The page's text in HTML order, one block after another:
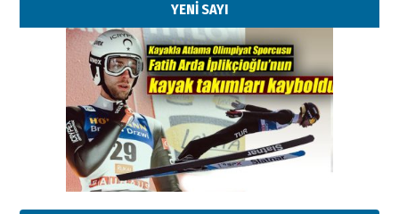
YENİ SAYI
Kenan GÜLERCİ
Metin Külünk: Aileyi Korumak
Geleceği Korumaktır
11 Mayıs 2026 Pazartesi
Kenan GÜLERCİ
Metin Külünk: Aileyi Korumak